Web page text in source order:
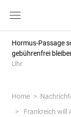
Hormus-Passage
gebührenfrei
Uhr
Home
Frankreich will